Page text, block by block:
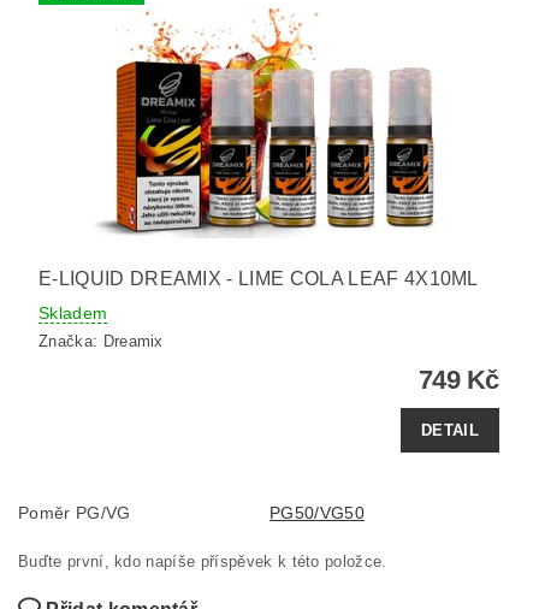
E-LIQUID DREAMIX - LIME COLA LEAF 4X10ML
Skladem
Značka: Dreamix
749 Kč
DETAIL
Poměr PG/VG PG50/VG50
Buďte první, kdo napíše příspěvek k této položce.